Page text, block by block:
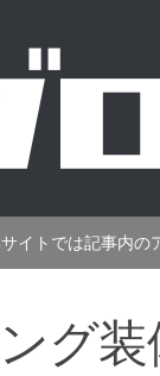
イトでは記事内
グ装